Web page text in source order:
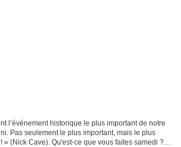
l’événement historique le plus important de notre
Pas seulement le plus important, mais le plus
» (Nick Cave). Qu'est-ce que vous faites samedi ?